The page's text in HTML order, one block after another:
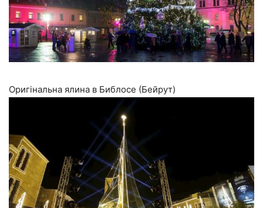
Оригінальна ялина в Библосе (Бейрут)